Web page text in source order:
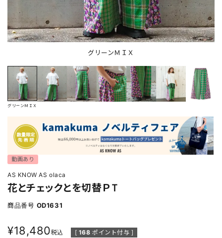
グリーンＭＩＸ
グリーンＭＩＸ
動画あり
AS KNOW AS olaca
花とチェックとを切替ＰＴ
商品番号 OD1631
¥18,480税込 [ 168 ポイント付与 ]